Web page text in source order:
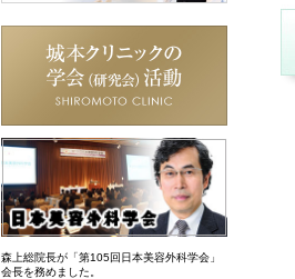
森上総院長が「第105回日本美容外科学会」
会長を務めました。